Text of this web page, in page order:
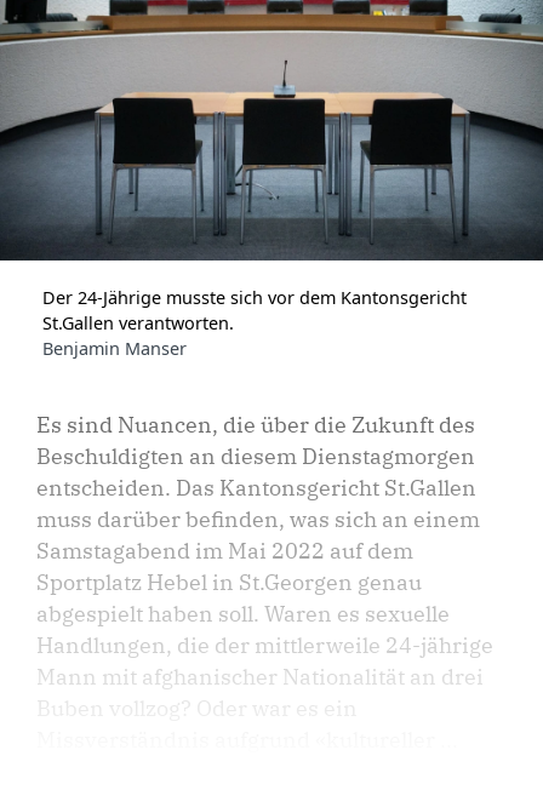
Der 24-Jährige musste sich vor dem Kantonsgericht
St.Gallen verantworten.
Benjamin Manser
Es sind Nuancen, die über die Zukunft des
Beschuldigten an diesem Dienstagmorgen
entscheiden. Das Kantonsgericht St.Gallen
muss darüber befinden, was sich an einem
Samstagabend im Mai 2022 auf dem
Sportplatz Hebel in St.Georgen genau
abgespielt haben soll. Waren es sexuelle
Handlungen, die der mittlerweile 24-jährige
Mann mit afghanischer Nationalität an drei
Buben vollzog? Oder war es ein